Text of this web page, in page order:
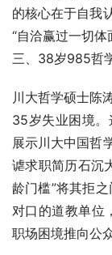
的核心在于自我
“自洽赢过一切体
三、38岁985哲
川大哲学硕士陈
35岁失业困境。
展示川大中国哲
谑求职简历石沉
龄门槛”将其拒
对口的道教单位
职场困境推向公